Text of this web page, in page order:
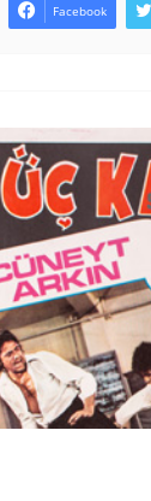
Facebook